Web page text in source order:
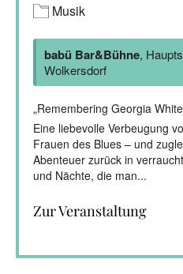
Musik
babü Bar&Bühne,
Wolkersdorf
„Remembering Georgia
Eine liebevolle Verbeugung
Frauen des Blues – und
Abenteuer zurück in
und Nächte, die man...
Zur Veranstaltung